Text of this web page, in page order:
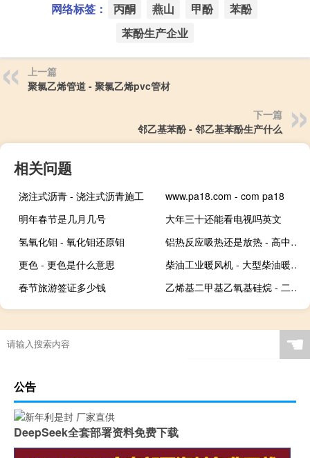
网络标签： 丙酮 燕山 甲酚
苯酚
苯酚生产企业
上一篇
聚氯乙烯管道 - 聚氯乙烯pvc管材
下一篇
邻乙基苯酚 - 邻乙基苯酚生产什么
相关问题
浇注式沥青 - 浇注式沥青施工
www.pa18.com - com pa18
明年春节是几月几号
大年三十还能看电视吗英文
氢氧化钼 - 氧化钼还原钼
铝热反应吸热还是放热 - 高中化学常见吸放热反应
更色 - 更色是什么意思
柴油工业暖风机 - 大型柴油暖风机
春节旅游签证多少钱
乙烯基二甲基乙氧基硅烷 - 二甲基二丙烯氧乙基硅烷
☚
公告
DeepSeek全套部署资料免费下载